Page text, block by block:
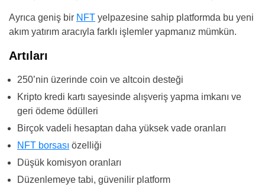
Ayrıca geniş bir NFT yelpazesine sahip platformda bu yeni
akım yatırım aracıyla farklı işlemler yapmanız mümkün.
Artıları
250’nin üzerinde coin ve altcoin desteği
Kripto kredi kartı sayesinde alışveriş yapma imkanı ve
geri ödeme ödülleri
Birçok vadeli hesaptan daha yüksek vade oranları
NFT borsası özelliği
Düşük komisyon oranları
Düzenlemeye tabi, güvenilir platform